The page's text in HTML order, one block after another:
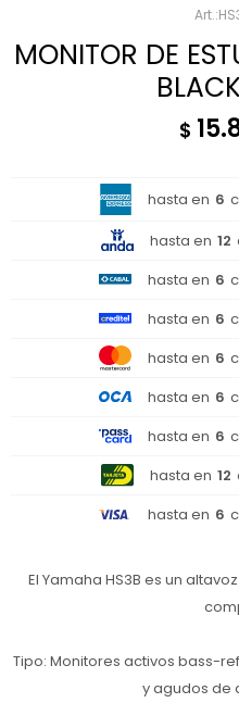
MONITOR DE
$
hasta en 6
hasta en 12
hasta en 6
hasta en 6
hasta en 6
hasta en 6
hasta en 6
hasta en 12
hasta en 6
El Yamaha HS3B es un
Tipo: Monitores activos bass-
y agudos de